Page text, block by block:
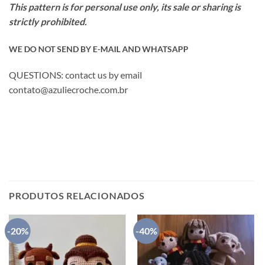
This pattern is for personal use only, its sale or sharing is
strictly prohibited.
WE DO NOT SEND BY E-MAIL AND WHATSAPP
QUESTIONS: contact us by email
contato@azuliecroche.com.br
PRODUTOS RELACIONADOS
-20% -40%